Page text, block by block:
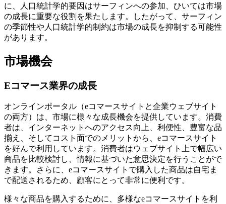
に、人口統計学的要因はサーフィンへの参加、ひいては市場
の成長に重要な役割を果たします。したがって、サーフィン
の季節性や人口統計学的制約は市場の成長を抑制する可能性
があります。
市場機会
Eコマース業界の成長
オンラインポータル（eコマースサイトと企業ウェブサイト
の両方）は、市場に様々な成長機会を提供しています。消費
者は、インターネットへのアクセス向上、利便性、豊富な品
揃え、そしてコスト面でのメリットから、eコマースサイト
を好んで利用しています。消費者はウェブサイト上で幅広い
商品を比較検討し、情報に基づいた意思決定を行うことがで
きます。さらに、eコマースサイトで購入した商品は自宅ま
で配送されるため、顧客にとって非常に便利です。
様々な商品を購入するために、多様なeコマースサイトを利